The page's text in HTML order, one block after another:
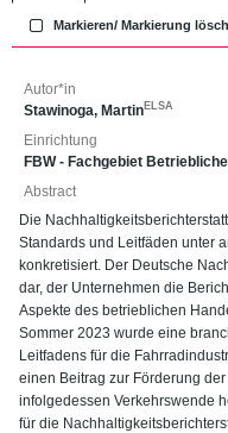
Markieren/ Markierung
Autor*in
Stawinoga, Martin ELSA
Einrichtung
FBW - Fachgebiet
Abstract
Die
Standards und Leitfäden unter
konkretisiert. Der Deutsche
dar, der Unternehmen die
Aspekte des betrieblichen
Sommer 2023 wurde eine
Leitfadens für die
einen Beitrag zur Förderung
infolgedessen Verkehrswende
für die